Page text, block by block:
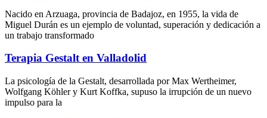
Nacido en Arzuaga, provincia de Badajoz, en 1955, la vida de
Miguel Durán es un ejemplo de voluntad, superación y dedicación a
un trabajo transformado
Terapia Gestalt en Valladolid
La psicología de la Gestalt, desarrollada por Max Wertheimer,
Wolfgang Köhler y Kurt Koffka, supuso la irrupción de un nuevo
impulso para la